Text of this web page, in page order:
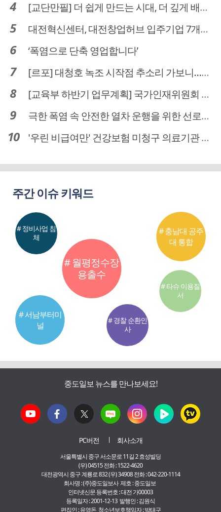
[교단만필] 더 쉽게 만드는 시대, 더 깊게 배우는 교육
대전혁신센터, 대전창업허브 입주기업 7개사 모집
‘폭염으로 단축 영업합니다’
[르포] 대청호 녹조 시작점 추소리 가보니…걷어내도 짙은 초록빛
[교육부 하반기 업무계획] 국가인재위원회 신설… 거점국립대 3곳 성장엔진·AI 분야 패키지 지원
극한 폭염 속 안전한 열차 운행을 위한 선로관리
'우린 비급여만' 건강보험 미청구 의료기관 대전 65곳 충남 31곳
주간 이슈 키워드
# 월평정수장
용출수
# 서남부터미
널
# 충남대 공주
대 통합
# 정비사업 침
체
# 경찰 순환인
사
# 타슈 이용질
서
중도일보 뉴스를 만나보세요!
PC버전 회사소개
서울특별시 중구 서소문로 11길 2 효성빌딩
(우) 04515 전화 : 1522-4620
대전광역시 중구 계룡로 832 (우) 34908 전화 : 042-220-1114
회사명 : (주)중도일보사 제호 : 중도일보
인터넷신문 등록번호 : 대전 가00003
등록일자 : 2001-12-13 발행인 : 김원식
편집인 : 유영돈 청소년보호책임자 : 박태구